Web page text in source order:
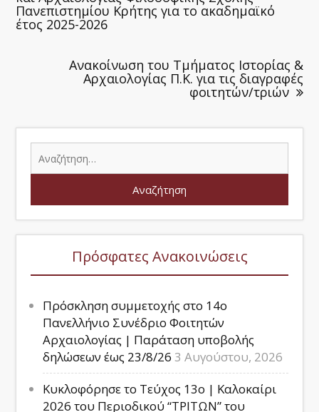
Πανεπιστημίου Κρήτης για το ακαδημαϊκό
έτος 2025-2026
Ανακοίνωση του Τμήματος Ιστορίας &
Αρχαιολογίας Π.Κ. για τις διαγραφές
φοιτητών/τριών
Πρόσφατες Ανακοινώσεις
Πρόσκληση συμμετοχής στο 14ο
Πανελλήνιο Συνέδριο Φοιτητών
Αρχαιολογίας | Παράταση υποβολής
δηλώσεων έως 23/8/26 3 Αυγούστου, 2026
Κυκλοφόρησε το Τεύχος 13ο | Καλοκαίρι
2026 του Περιοδικού “ΤΡΙΤΩΝ” του